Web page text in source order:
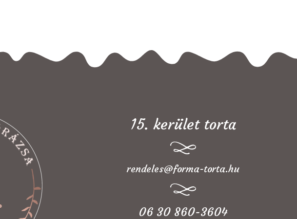
15. kerület torta
rendeles@forma-torta.hu
06 30 860-3604